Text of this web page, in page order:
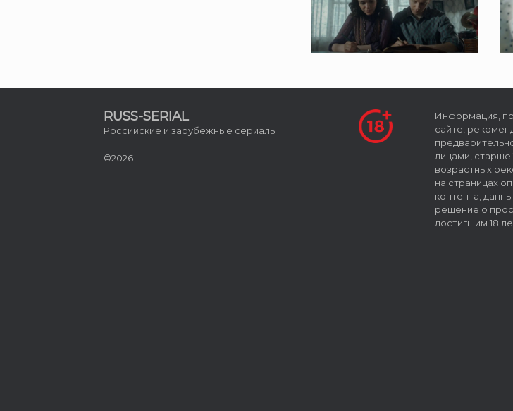
RUSS-SERIAL
Российские и зарубежные сериалы
©2026
Информация,
сайте,
лицами, старше
возрастных
на страницах
контента,
решение о
достигшим 18